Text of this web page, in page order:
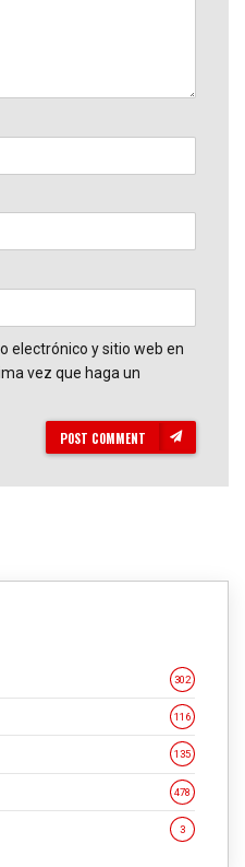
electrónico y sitio web en
vez que haga un
POST COMMENT
302
116
135
478
3